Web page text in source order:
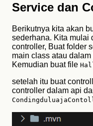
Service dan
Berikutnya kita akan
sederhana. Kita mulai
controller, Buat folder
main class atau
Kemudian buat file
setelah itu buat
controller dalam api